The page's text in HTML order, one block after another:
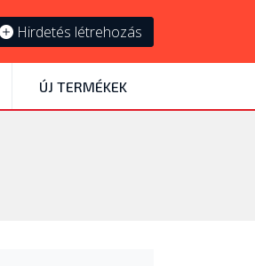
Hirdetés létrehozás
ÚJ TERMÉKEK